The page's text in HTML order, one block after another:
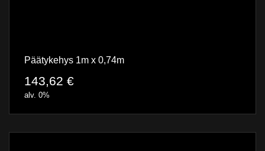
Päätykehys 1m x 0,74m
143,62 €
alv. 0%